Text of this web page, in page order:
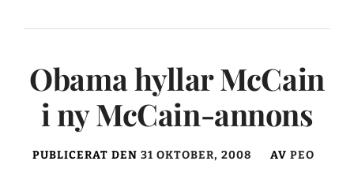
Obama hyllar McCain
i ny McCain-annons
PUBLICERAT DEN 31 OKTOBER, 2008 AV PEO